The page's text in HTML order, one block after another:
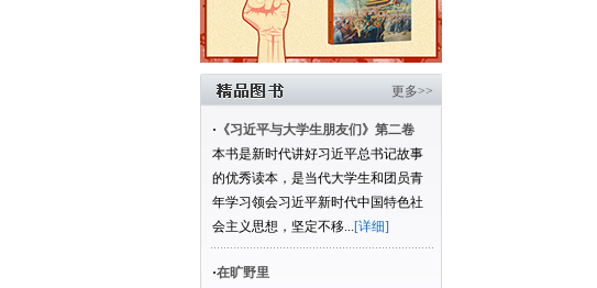
更多>>
· 《习近平与大学生朋友们》第二卷
本书是新时代讲好习近平总书记故事
的优秀读本，是当代大学生和团员青
年学习领会习近平新时代中国特色社
会主义思想，坚定不移...[详细]
·在旷野里